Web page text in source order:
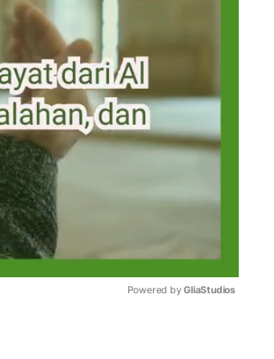
Powered by GliaStudios